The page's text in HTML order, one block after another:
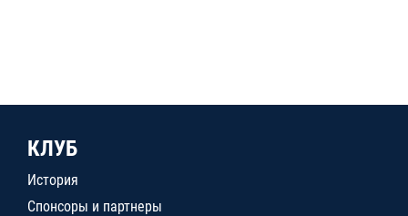
КЛУБ
История
Спонсоры и партнеры